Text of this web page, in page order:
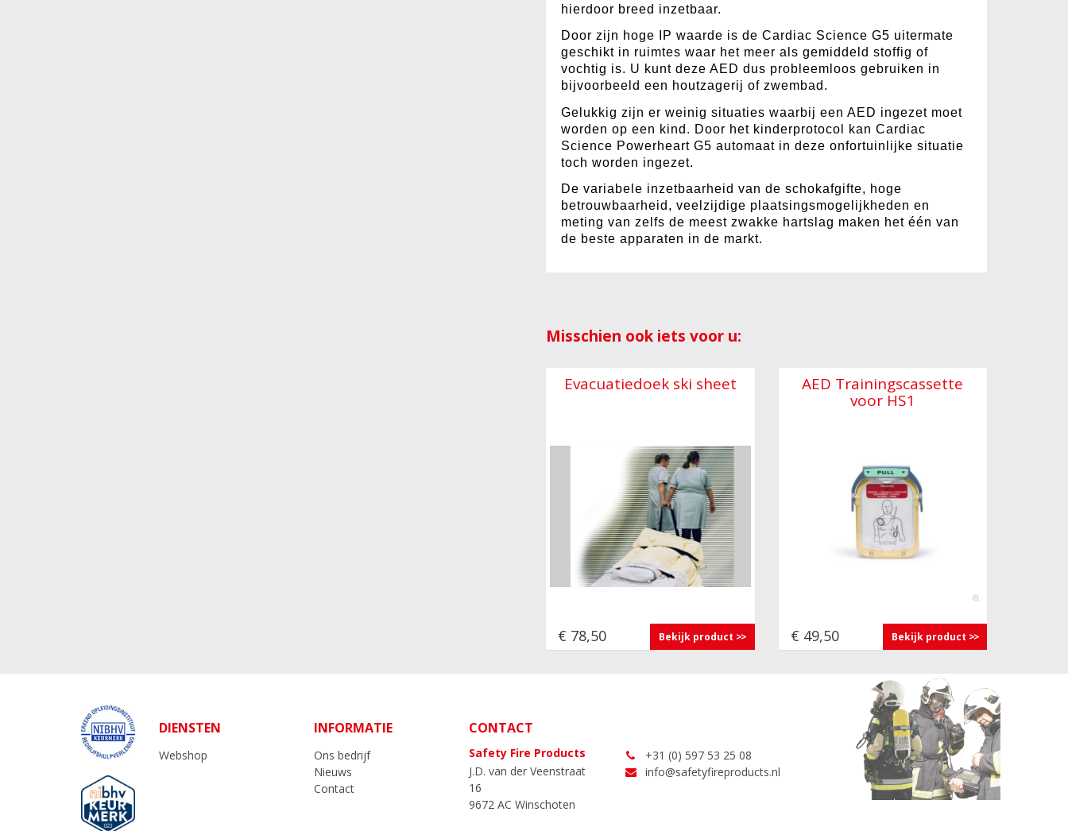
hierdoor breed inzetbaar.
Door zijn hoge IP waarde is de Cardiac Science G5 uitermate
geschikt in ruimtes waar het meer als gemiddeld stoffig of
vochtig is. U kunt deze AED dus probleemloos gebruiken in
bijvoorbeeld een houtzagerij of zwembad.
Gelukkig zijn er weinig situaties waarbij een AED ingezet moet
worden op een kind. Door het kinderprotocol kan Cardiac
Science Powerheart G5 automaat in deze onfortuinlijke situatie
toch worden ingezet.
De variabele inzetbaarheid van de schokafgifte, hoge
betrouwbaarheid, veelzijdige plaatsingsmogelijkheden en
meting van zelfs de meest zwakke hartslag maken het één van
de beste apparaten in de markt.
Misschien ook iets voor u:
Evacuatiedoek ski sheet
€ 78,50 Bekijk product
AED Trainingscassette
voor HS1
€ 49,50 Bekijk product
DIENSTEN
Webshop
INFORMATIE
Ons bedrijf
Nieuws
Contact
CONTACT
Safety Fire Products
J.D. van der Veenstraat
16
9672 AC Winschoten
+31 (0) 597 53 25 08
info@safetyfireproducts.nl